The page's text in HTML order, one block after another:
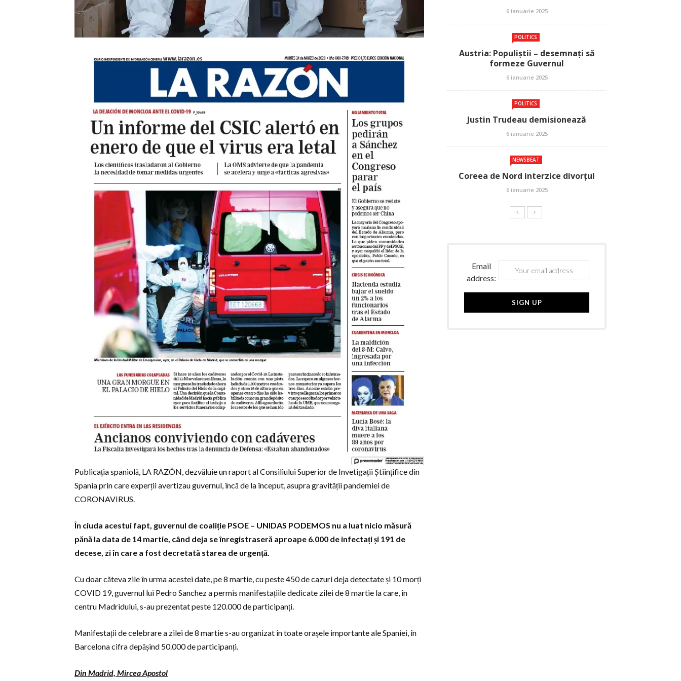
Publicația spaniolă, LA RAZÓN, dezvăluie un raport al Consiliului Superior de Invetigații Științifice din
Spania prin care experții avertizau guvernul, încă de la început, asupra gravității pandemiei de
CORONAVIRUS.
În ciuda acestui fapt, guvernul de coaliție PSOE – UNIDAS PODEMOS nu a luat nicio măsură
pănă la data de 14 martie, când deja se înregistraseră aproape 6.000 de infectați și 191 de
decese, zi în care a fost decretată starea de urgență.
Cu doar căteva zile în urma acestei date, pe 8 martie, cu peste 450 de cazuri deja detectate și 10 morți
COVID 19, guvernul lui Pedro Sanchez a permis manifestațiile dedicate zilei de 8 martie la care, în
centru Madridului, s-au prezentat peste 120.000 de participanți.
Manifestații de celebrare a zilei de 8 martie s-au organizat în toate orașele importante ale Spaniei, în
Barcelona cifra depășind 50.000 de participanți.
Din Madrid, Mircea Apostol
6 ianuarie 2025
POLITICS
Austria: Populiștii – desemnați să
formeze Guvernul
6 ianuarie 2025
POLITICS
Justin Trudeau demisionează
6 ianuarie 2025
NEWSBEAT
Coreea de Nord interzice divorțul
6 ianuarie 2025
Email
address: